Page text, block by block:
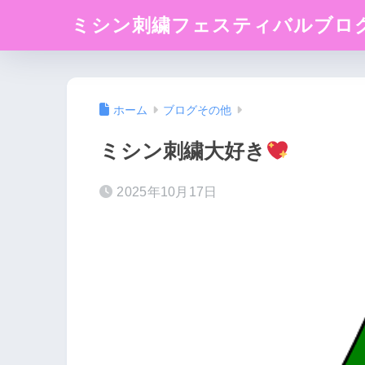
ミシン刺繍フェスティバルブロ
ホーム ブログその他
ミシン刺繍大好き
2025年10月17日